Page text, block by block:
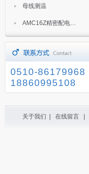
母线测温
AMC16Z精密配电监控装置
0510-86179968
18860995108
关于我们 在线留言